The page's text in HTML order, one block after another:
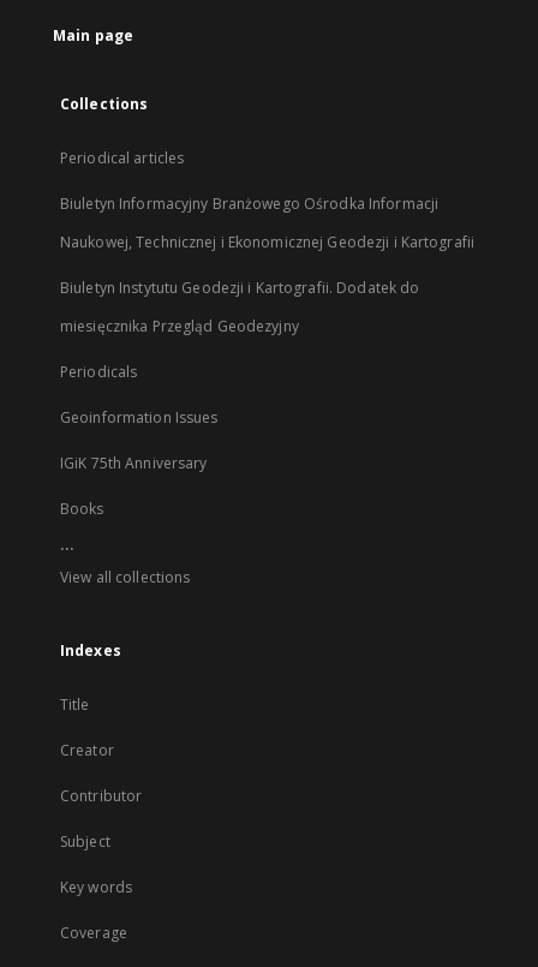
Main page
Collections
Periodical articles
Biuletyn Informacyjny Branżowego Ośrodka Informacji
Naukowej, Technicznej i Ekonomicznej Geodezji i Kartografii
Biuletyn Instytutu Geodezji i Kartografii. Dodatek do
miesięcznika Przegląd Geodezyjny
Periodicals
Geoinformation Issues
IGiK 75th Anniversary
Books
...
View all collections
Indexes
Title
Creator
Contributor
Subject
Key words
Coverage